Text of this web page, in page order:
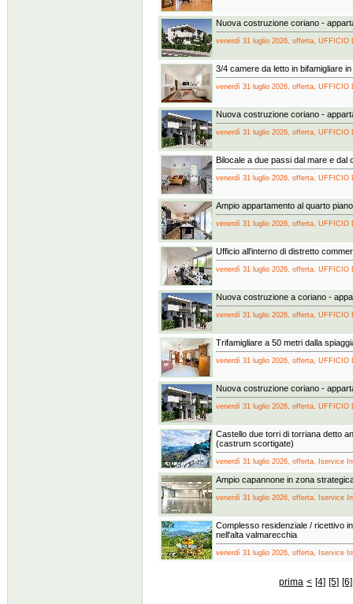
Nuova costruzione coriano -
venerdì 31 luglio 2026, offerta, UFFICIO
3/4 camere da letto in bifamigliare
venerdì 31 luglio 2026, offerta, UFFICIO
Nuova costruzione coriano -
venerdì 31 luglio 2026, offerta, UFFICIO
Bilocale a due passi dal mare e dal
venerdì 31 luglio 2026, offerta, UFFICIO
Ampio appartamento al quarto
venerdì 31 luglio 2026, offerta, UFFICIO
Ufficio all'interno di distretto
venerdì 31 luglio 2026, offerta, UFFICIO
Nuova costruzione a coriano -
venerdì 31 luglio 2026, offerta, UFFICIO
Trifamigliare a 50 metri dalla
venerdì 31 luglio 2026, offerta, UFFICIO
Nuova costruzione coriano -
venerdì 31 luglio 2026, offerta, UFFICIO
Castello due torri di torriana detto
(castrum scortigate)
venerdì 31 luglio 2026, offerta, Iservice
Ampio capannone in zona
venerdì 31 luglio 2026, offerta, Iservice
Complesso residenziale / ricettivo
nell'alta valmarecchia
venerdì 31 luglio 2026, offerta, Iservice
prima < [4] [5] [6]